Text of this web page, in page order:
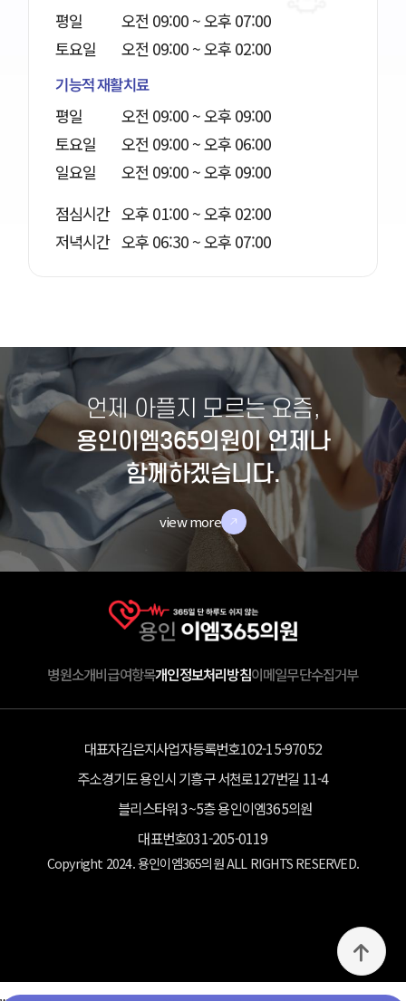
평일
오전 09:00 ~ 오후 07:00
토요일
오전 09:00 ~ 오후 02:00
기능적 재활치료
평일
오전 09:00 ~ 오후 09:00
토요일
오전 09:00 ~ 오후 06:00
일요일
오전 09:00 ~ 오후 09:00
점심시간 오후 01:00 ~ 오후 02:00
저녁시간 오후 06:30 ~ 오후 07:00
언제 아플지 모르는 요즘,
용인이엠365의원이 언제나
함께하겠습니다.
view more
병원소개비급여항목개인정보처리방침이메일무단수집거부
대표자김은지사업자등록번호102-15-97052
주소경기도 용인시 기흥구 서천로127번길 11-4
블리스타워 3~5층 용인이엠365의원
대표번호031-205-0119
Copyright 2024. 용인이엠365의원 ALL RIGHTS RESERVED.